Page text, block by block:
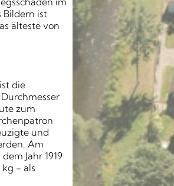
Bildern ist
älteste von
die
zum
und
Am
Jahr 1919
kg - als